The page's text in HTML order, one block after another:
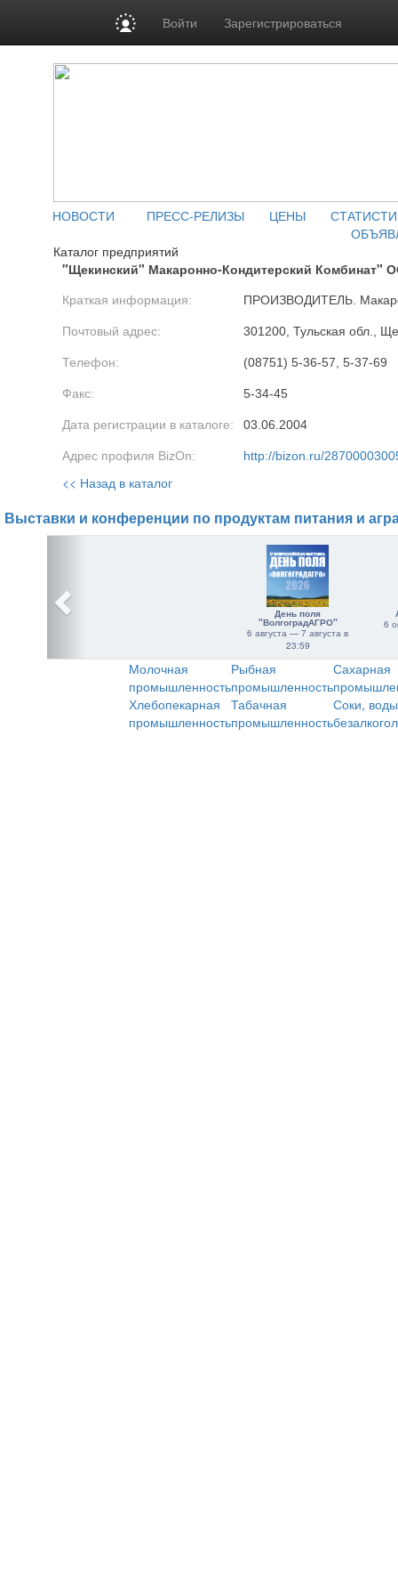
Войти Зарегистрироваться
НОВОСТИ ПРЕСС-РЕЛИЗЫ ЦЕНЫ
Каталог предприятий
"Щекинский" Макаронно-Кондитерский Комбинат"
Краткая информация: ПРОИЗВОДИТЕЛЬ.
Почтовый адрес: 301200, Тульская обл.,
Телефон: (08751) 5-36-57, 5-37-69
Факс: 5-34-45
Дата регистрации в каталоге: 03.06.2004
Адрес профиля BizOn: http://bizon.ru/
<< Назад в каталог
Выставки и конференции по продуктам питания и
День поля
"ВолгоградАГРО"
6 августа — 7 августа в
23:59
6
Молочная
промышленность
Рыбная
промышленность
Сахарная
Хлебопекарная
промышленность
Табачная
промышленность
Соки,